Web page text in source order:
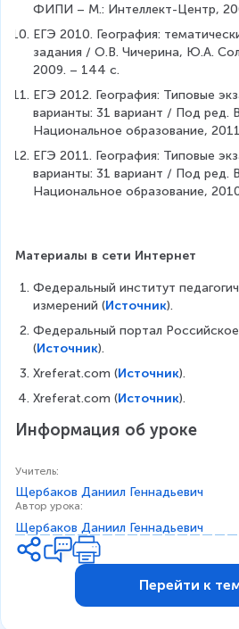
ФИПИ – М.: Интеллект-Центр,
ЕГЭ 2010. География:
задания / О.В. Чичерина, Ю.А.
2009. – 144 с.
ЕГЭ 2012. География: Типовые
варианты: 31 вариант / Под ред.
Национальное образование,
ЕГЭ 2011. География: Типовые
варианты: 31 вариант / Под ред.
Национальное образование,
Материалы в сети Интернет
Федеральный институт
измерений (Источник).
Федеральный портал
(Источник).
Xreferat.com (Источник).
Xreferat.com (Источник).
Информация об уроке
Учитель:
Щербаков Даниил Геннадьевич
Автор урока:
Щербаков Даниил Геннадьевич
Перейти к